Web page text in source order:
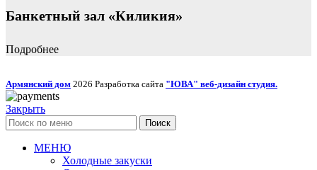
Банкетный зал «Киликия»
Подробнее
Армянский дом 2026 Разработка сайта "ЮВА" веб-дизайн студия.
Закрыть
Поиск
МЕНЮ
Холодные закуски